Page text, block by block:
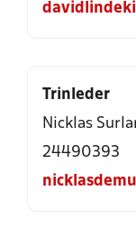
Trinleder
Nicklas
24490393